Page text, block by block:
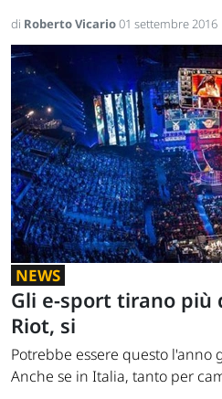
di Roberto Vicario01 settembre 2016
NEWS
Gli e-sport tirano più
Riot, si
Potrebbe essere questo l'anno
Anche se in Italia, tanto per